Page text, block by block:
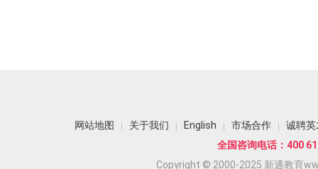
网站地图 关于我们 English 市场合作
诚聘英
全国咨询电话：400
Copyright © 2000-2025 新通教育